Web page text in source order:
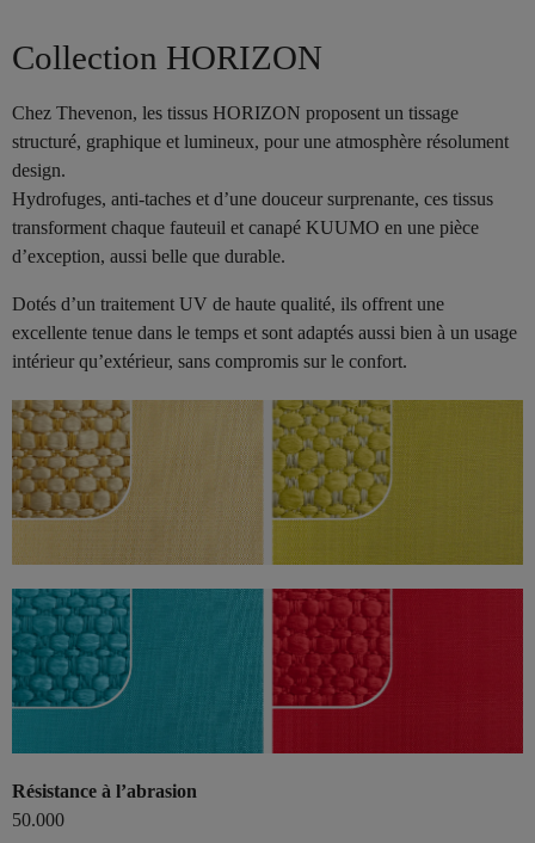
Collection HORIZON
Chez Thevenon, les tissus HORIZON proposent un tissage
structuré, graphique et lumineux, pour une atmosphère résolument
design.
Hydrofuges, anti-taches et d’une douceur surprenante, ces tissus
transforment chaque fauteuil et canapé KUUMO en une pièce
d’exception, aussi belle que durable.
Dotés d’un traitement UV de haute qualité, ils offrent une
excellente tenue dans le temps et sont adaptés aussi bien à un usage
intérieur qu’extérieur, sans compromis sur le confort.
Résistance à l’abrasion
50.000